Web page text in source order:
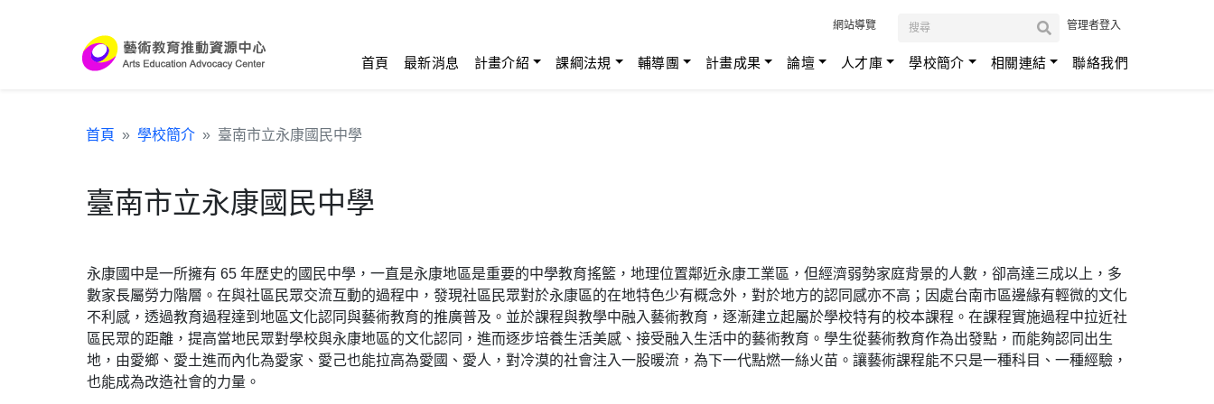
網站導覽 管理者登入
首頁 最新消息 計畫介紹 課綱法規 輔導團 計畫成果 論壇 人才庫 學校簡介 相關連結 聯絡我們
首頁 學校簡介 臺南市立永康國民中學
臺南市立永康國民中學
永康國中是一所擁有 65 年歷史的國民中學，一直是永康地區是重要的中學教育搖籃，地理位置鄰近永康工業區，但經濟弱勢家庭背景的人數，卻高達三成以上，多
數家長屬勞力階層。在與社區民眾交流互動的過程中，發現社區民眾對於永康區的在地特色少有概念外，對於地方的認同感亦不高；因處台南市區邊緣有輕微的文化
不利感，透過教育過程達到地區文化認同與藝術教育的推廣普及。並於課程與教學中融入藝術教育，逐漸建立起屬於學校特有的校本課程。在課程實施過程中拉近社
區民眾的距離，提高當地民眾對學校與永康地區的文化認同，進而逐步培養生活美感、接受融入生活中的藝術教育。學生從藝術教育作為出發點，而能夠認同出生
地，由愛鄉、愛土進而內化為愛家、愛己也能拉高為愛國、愛人，對冷漠的社會注入一股暖流，為下一代點燃一絲火苗。讓藝術課程能不只是一種科目、一種經驗，
也能成為改造社會的力量。